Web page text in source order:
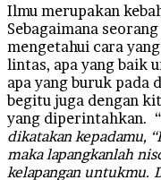
Ilmu merupakan
Sebagaimana
mengetahui cara
lintas, apa yang baik
apa yang buruk pada
begitu juga dengan
yang diperintahkan. “
dikatakan kepadamu,
maka lapangkanlah
kelapangan untukmu.